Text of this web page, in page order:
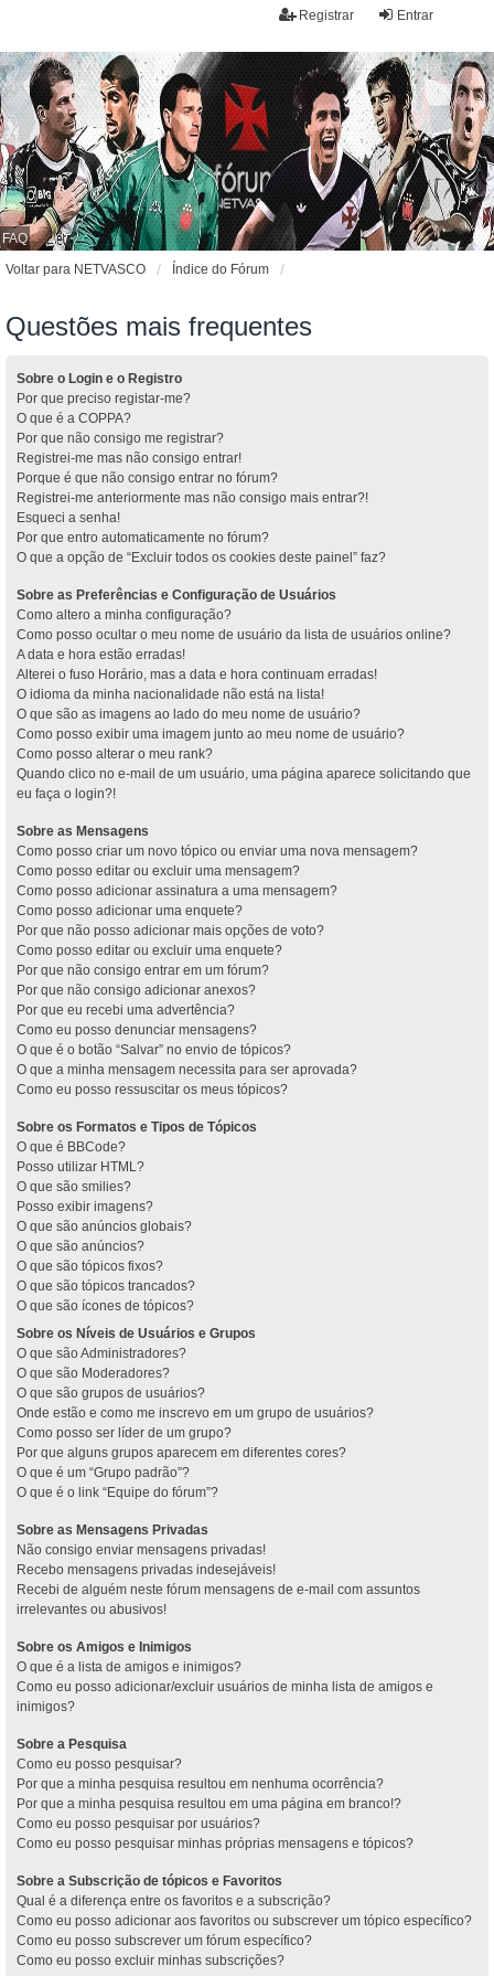
Entrar
Registrar
FAQ
Voltar para NETVASCO
Índice do Fórum
Questões mais frequentes
Sobre o Login e o Registro
Por que preciso registar-me?
O que é a COPPA?
Por que não consigo me registrar?
Registrei-me mas não consigo entrar!
Porque é que não consigo entrar no fórum?
Registrei-me anteriormente mas não consigo mais entrar?!
Esqueci a senha!
Por que entro automaticamente no fórum?
O que a opção de “Excluir todos os cookies deste painel” faz?
Sobre as Preferências e Configuração de Usuários
Como altero a minha configuração?
Como posso ocultar o meu nome de usuário da lista de usuários online?
A data e hora estão erradas!
Alterei o fuso Horário, mas a data e hora continuam erradas!
O idioma da minha nacionalidade não está na lista!
O que são as imagens ao lado do meu nome de usuário?
Como posso exibir uma imagem junto ao meu nome de usuário?
Como posso alterar o meu rank?
Quando clico no e-mail de um usuário, uma página aparece solicitando que
eu faça o login?!
Sobre as Mensagens
Como posso criar um novo tópico ou enviar uma nova mensagem?
Como posso editar ou excluir uma mensagem?
Como posso adicionar assinatura a uma mensagem?
Como posso adicionar uma enquete?
Por que não posso adicionar mais opções de voto?
Como posso editar ou excluir uma enquete?
Por que não consigo entrar em um fórum?
Por que não consigo adicionar anexos?
Por que eu recebi uma advertência?
Como eu posso denunciar mensagens?
O que é o botão “Salvar” no envio de tópicos?
O que a minha mensagem necessita para ser aprovada?
Como eu posso ressuscitar os meus tópicos?
Sobre os Formatos e Tipos de Tópicos
O que é BBCode?
Posso utilizar HTML?
O que são smilies?
Posso exibir imagens?
O que são anúncios globais?
O que são anúncios?
O que são tópicos fixos?
O que são tópicos trancados?
O que são ícones de tópicos?
Sobre os Níveis de Usuários e Grupos
O que são Administradores?
O que são Moderadores?
O que são grupos de usuários?
Onde estão e como me inscrevo em um grupo de usuários?
Como posso ser líder de um grupo?
Por que alguns grupos aparecem em diferentes cores?
O que é um “Grupo padrão”?
O que é o link “Equipe do fórum”?
Sobre as Mensagens Privadas
Não consigo enviar mensagens privadas!
Recebo mensagens privadas indesejáveis!
Recebi de alguém neste fórum mensagens de e-mail com assuntos
irrelevantes ou abusivos!
Sobre os Amigos e Inimigos
O que é a lista de amigos e inimigos?
Como eu posso adicionar/excluir usuários de minha lista de amigos e
inimigos?
Sobre a Pesquisa
Como eu posso pesquisar?
Por que a minha pesquisa resultou em nenhuma ocorrência?
Por que a minha pesquisa resultou em uma página em branco!?
Como eu posso pesquisar por usuários?
Como eu posso pesquisar minhas próprias mensagens e tópicos?
Sobre a Subscrição de tópicos e Favoritos
Qual é a diferença entre os favoritos e a subscrição?
Como eu posso adicionar aos favoritos ou subscrever um tópico específico?
Como eu posso subscrever um fórum específico?
Como eu posso excluir minhas subscrições?